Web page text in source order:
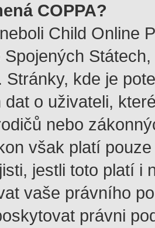
COPPA?
Child Online
Spojených
Stránky, kde je
dat o uživateli,
nebo
však platí
jestli toto platí i
vaše právního
právni